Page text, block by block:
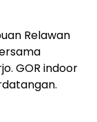
Relawan
GOR indoor